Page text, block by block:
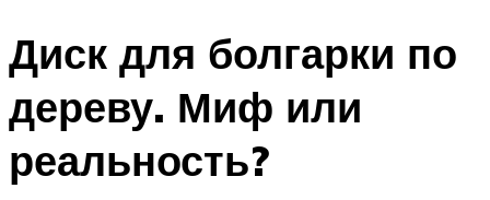
Диск для болгарки по
дереву. Миф или
реальность?